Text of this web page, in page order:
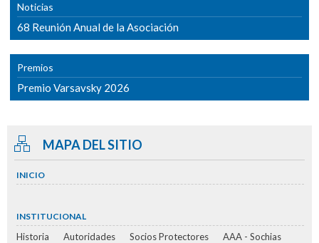
Noticias
68 Reunión Anual de la Asociación
Premios
Premio Varsavsky 2026
MAPA DEL SITIO
INICIO
INSTITUCIONAL
Historia Autoridades Socios Protectores AAA - Sochias